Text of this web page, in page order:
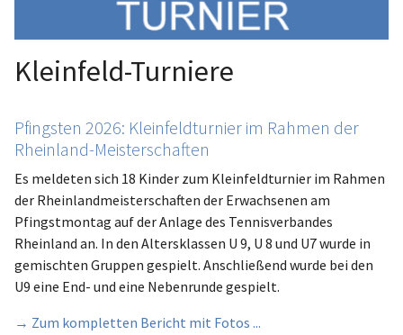
Kleinfeld-Turniere
Pfingsten 2026: Kleinfeldturnier im Rahmen der
Rheinland-Meisterschaften
Es meldeten sich 18 Kinder zum Kleinfeldturnier im Rahmen
der Rheinlandmeisterschaften der Erwachsenen am
Pfingstmontag auf der Anlage des Tennisverbandes
Rheinland an. In den Altersklassen U 9, U 8 und U7 wurde in
gemischten Gruppen gespielt. Anschließend wurde bei den
U9 eine End- und eine Nebenrunde gespielt.
→ Zum kompletten Bericht mit Fotos ...